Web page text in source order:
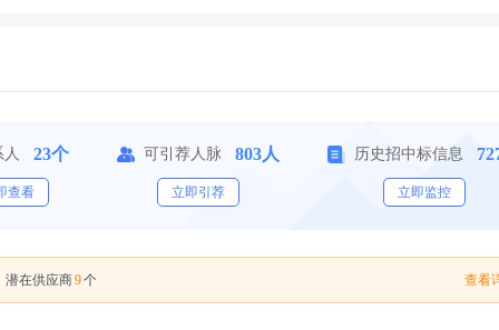
23个
查看
可引荐人脉 803人
立即引荐
历史招中标信息
立即监控
潜在供应商9个 查看